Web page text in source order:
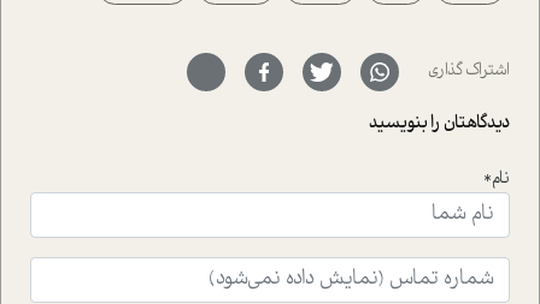
حمیدرضا محتشمی که بیست و پنجمین سال فعالیت حرفه
سر نهاده است و نیز کرامت عزیز زاده؛ سفیر صلح و دوستی که
با رکاب زدن در بیش از هفتاد کشور و کاشتن درخت، به نماد
حمایت از محیط زیست و منابع طبیعی تبدیل گشته
است.فصل روایت اجنبی ها در این شماره به دو موضوع
ای که به زندگی شگفت انگیز جین گودال و تاثیرات کاوش های
ایشان در حوزه ی شامپانزه ها بر زندگی امروزی ما نگاهی
افکنده است.فصل اتاق 333 شما را پای صحبت یک تجربه ی
واقعی در ارتباط با اختلال شخصیت اسکزوئید و مشکلات و نیز
راهکارهای حل آن قرار می دهد که در اتاق درمان اتفاق افتاده
اشتراک گذاری
دیدگاهتان را بنویسید
نام*